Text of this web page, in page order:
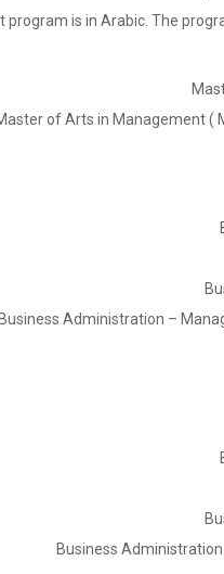
is in Arabic. The
of Arts in Management (
Business Administration –
Business